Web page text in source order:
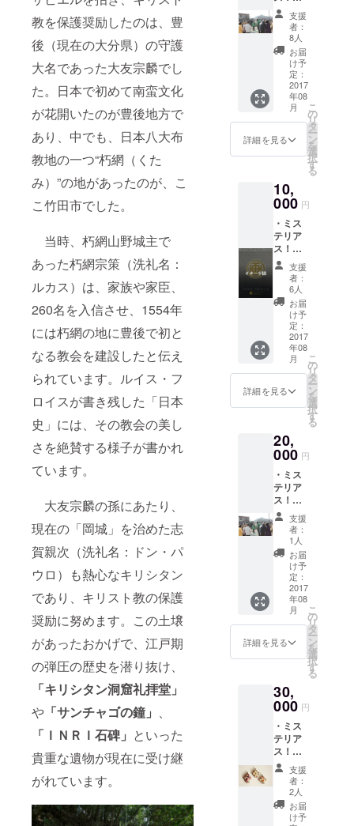
教を保護奨励したのは、豊
後（現在の大分県）の守護
大名であった大友宗麟でし
た。日本で初めて南蛮文化
が花開いたのが豊後地方で
あり、中でも、日本八大布
教地の一つ“朽網（くた
み）”の地があったのが、こ
こ竹田市でした。
当時、朽網山野城主で
あった朽網宗策（洗礼名：
ルカス）は、家族や家臣、
260名を入信させ、1554年
には朽網の地に豊後で初と
なる教会を建設したと伝え
られています。ルイス・フ
ロイスが書き残した「日本
史」には、その教会の美し
さを絶賛する様子が書かれ
ています。
大友宗麟の孫にあたり、
現在の「岡城」を治めた志
賀親次（洗礼名：ドン・パ
ウロ）も熱心なキリシタン
であり、キリスト教の保護
奨励に努めます。この土壌
があったおかげで、江戸期
の弾圧の歴史を潜り抜け、
「キリシタン洞窟礼拝堂」
や 「サンチャゴの鐘」 、
「ＩＮＲＩ石碑」 といった
貴重な遺物が現在に受け継
がれています。
「竹田
キリシ
タン」
ガイド
ツアー
ペアチ
ケット
・資料
館オー
プン記
念の
パー
支援
者：
8人
お届
け予
定：
2017
年08
月
詳細を見る
こ
の
リ
タ
ー
ン
を
選
択
す
る
10,
000 円
・ミス
テリア
ス！
「竹田
キリシ
タン」
冊子 ・
資料館
オープ
ン記念
のパー
ティー
招待
支援
者：
6人
お届
け予
定：
2017
年08
月
詳細を見る
こ
の
リ
タ
ー
ン
を
選
択
す
る
20,
000 円
・ミス
テリア
ス！
「竹田
キリシ
タン」
冊子 ・
ミステ
リア
ス！
「竹田
キリシ
タン」
ガイド
ツアー
・資料
館オー
プン記
念の
パー
ティー
招待
支援
者：
1人
お届
け予
定：
2017
年08
月
詳細を見る
こ
の
リ
タ
ー
ン
を
選
択
す
る
30,
000 円
・ミス
テリア
ス！
「竹田
キリシ
タン」
冊子 ・
ミステ
支援
者：
2人
お届
け予